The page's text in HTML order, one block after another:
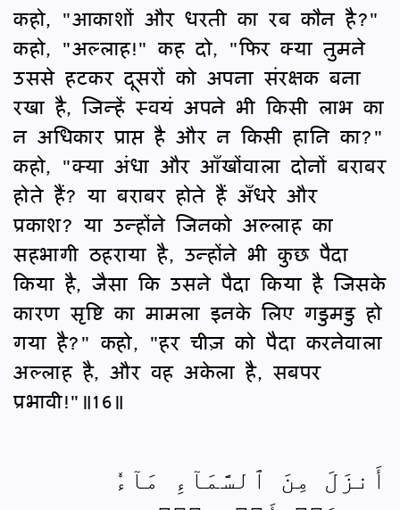
कहो, "आकाशों और धरती का रब कौन है?"
कहो, "अल्लाह!" कह दो, "फिर क्या तुमने
उससे हटकर दूसरों को अपना संरक्षक बना
रखा है, जिन्हें स्वयं अपने भी किसी लाभ का
न अधिकार प्राप्त है और न किसी हानि का?"
कहो, "क्या अंधा और आँखोंवाला दोनों बराबर
होते हैं? या बराबर होते हैं अँधरे और
प्रकाश? या उन्होंने जिनको अल्लाह का
सहभागी ठहराया है, उन्होंने भी कुछ पैदा
किया है, जैसा कि उसने पैदा किया है जिसके
कारण सृष्टि का मामला इनके लिए गडुमडु हो
गया है?" कहो, "हर चीज़ को पैदा करनेवाला
अल्लाह है, और वह अकेला है, सबपर
प्रभावी!"॥16॥
أَنزَلَ مِنَ ٱلسَّمَآءِ مَآءٗ